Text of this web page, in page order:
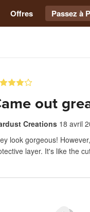
Offres Passez à
out
Creations 18 avril
look gorgeous!
layer. It's like the